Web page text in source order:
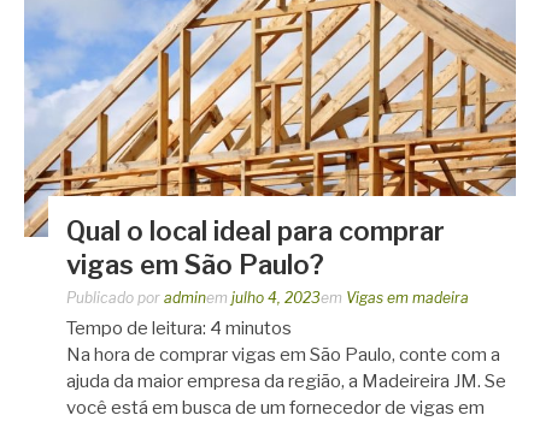
Qual o local ideal para comprar
vigas em São Paulo?
Publicado por adminem julho 4, 2023em Vigas em madeira
Tempo de leitura: 4 minutos
Na hora de comprar vigas em São Paulo, conte com a
ajuda da maior empresa da região, a Madeireira JM. Se
você está em busca de um fornecedor de vigas em